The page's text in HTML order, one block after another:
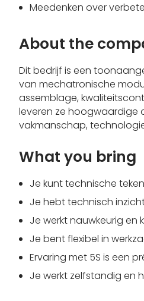
Meedenken over
About the
Dit bedrijf is een
van mechatronische
assemblage,
leveren ze hoogwaardige
vakmanschap,
What you bring
Je kunt technische
Je hebt technisch
Je werkt nauwkeurig en
Je bent flexibel in
Ervaring met 5S is een
Je werkt zelfstandig en